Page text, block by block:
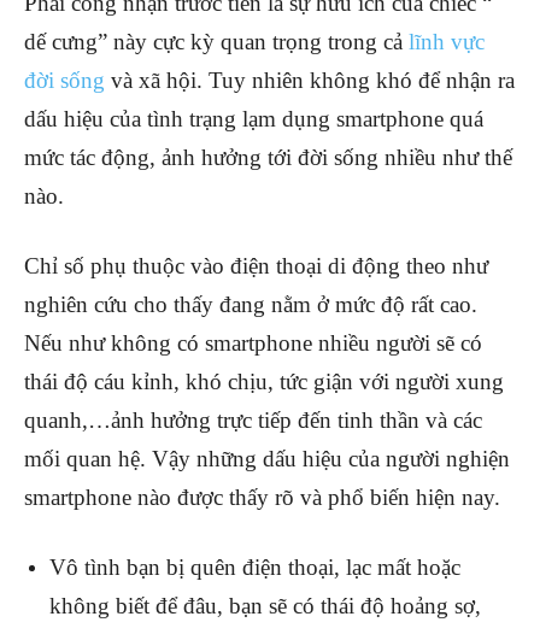
dế cưng” này cực kỳ quan trọng trong cả lĩnh vực
đời sống và xã hội. Tuy nhiên không khó để nhận ra
dấu hiệu của tình trạng lạm dụng smartphone quá
mức tác động, ảnh hưởng tới đời sống nhiều như thế
nào.
Chỉ số phụ thuộc vào điện thoại di động theo như
nghiên cứu cho thấy đang nằm ở mức độ rất cao.
Nếu như không có smartphone nhiều người sẽ có
thái độ cáu kỉnh, khó chịu, tức giận với người xung
quanh,…ảnh hưởng trực tiếp đến tinh thần và các
mối quan hệ. Vậy những dấu hiệu của người nghiện
smartphone nào được thấy rõ và phổ biến hiện nay.
Vô tình bạn bị quên điện thoại, lạc mất hoặc
không biết để đâu, bạn sẽ có thái độ hoảng sợ,